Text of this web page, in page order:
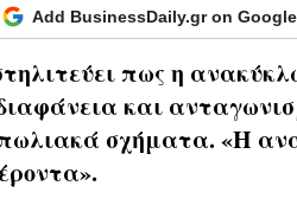
Add BusinessDaily.gr on Google
πως η
και
σχήματα. «Η